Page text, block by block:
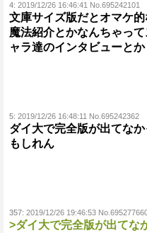
4: 2019/12/26 16:46:41 No.695242101
文庫サイズ版だとオマケ
魔法紹介とかなんちゃっ
ャラ達のインタビューとか
5: 2019/12/26 16:48:11 No.695242362
ダイ大で完全版が出てな
もしれん
357: 2019/12/26 19:46:53
>ダイ大で完全版が出てな